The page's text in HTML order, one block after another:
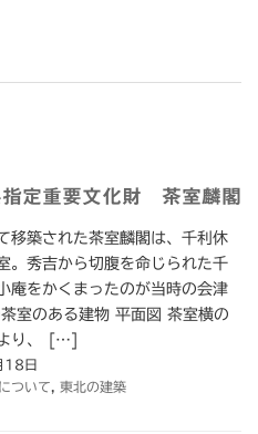
指定重要文化財 茶室麟閣
移築された茶室麟閣は、千利休
。秀吉から切腹を命じられた千
庵をかくまったのが当時の会津
室のある建物 平面図 茶室横の
り、 […]
18日
ついて 東北の建築